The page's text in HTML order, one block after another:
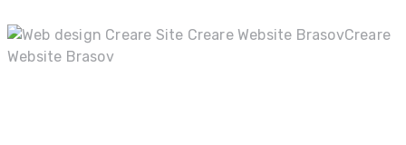
Creare
Website Brasov